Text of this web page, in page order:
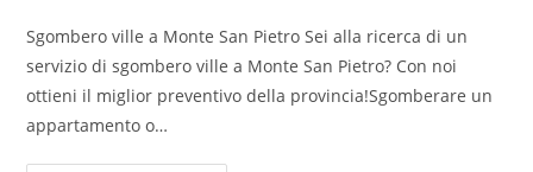
Sgombero ville a Monte San Pietro Sei alla ricerca di un
servizio di sgombero ville a Monte San Pietro? Con noi
ottieni il miglior preventivo della provincia!Sgomberare un
appartamento o…